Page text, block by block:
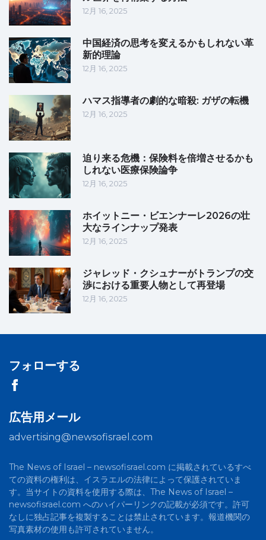
12月 16, 2025
中国経済の思考を変えるかもしれない革
新的理論
12月 16, 2025
ハマス指導者の劇的な暗殺: ガザの転機
12月 16, 2025
迫り来る危機：保険料を倍増させるかも
しれない医療保険論争
12月 16, 2025
ホイットニー・ビエンナーレ2026の壮
大なラインナップ発表
12月 16, 2025
ジャレッド・クシュナーがトランプの交
渉における重要人物として再登場
12月 16, 2025
フォローする
広告用メール
advertising@newsofisrael.com
The News of Israel – newsofisrael.com に掲載されているすべ
ての資料の権利は、イスラエルの法律によって保護されていま
す。当サイトの資料を使用する際は、The News of Israel –
newsofisrael.com へのハイパーリンクの記載が必須です。許可
なしに独占記事を複製することは禁止されています。報道機関の
写真素材の使用も許可されていません。